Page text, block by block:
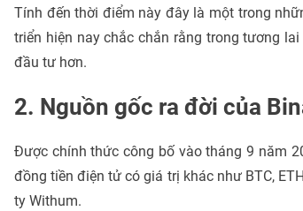
Tính đến thời điểm này đây là một trong
triển hiện nay chắc chắn rằng trong tương
đầu tư hơn.
2. Nguồn gốc ra đời của
Được chính thức công bố vào tháng 9 năm
đồng tiền điện tử có giá trị khác như BTC,
ty Withum.